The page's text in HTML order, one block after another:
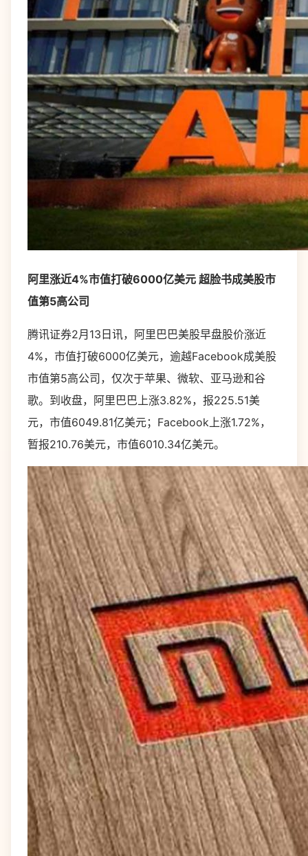
阿里涨近4%市值打破6000亿美元 超脸书成美股市
值第5高公司
腾讯证券2月13日讯，阿里巴巴美股早盘股价涨近
4%，市值打破6000亿美元，逾越Facebook成美股
市值第5高公司，仅次于苹果、微软、亚马逊和谷
歌。到收盘，阿里巴巴上涨3.82%，报225.51美
元，市值6049.81亿美元；Facebook上涨1.72%，
暂报210.76美元，市值6010.34亿美元。